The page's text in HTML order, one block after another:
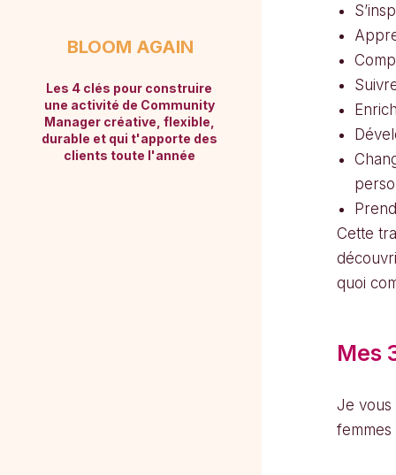
Les 4 clés pour construire
une activité de Community
Manager créative, flexible,
durable et qui t'apporte des
clients toute l'année
BLOOM AGAIN
Cette
quoi
Mes
Je